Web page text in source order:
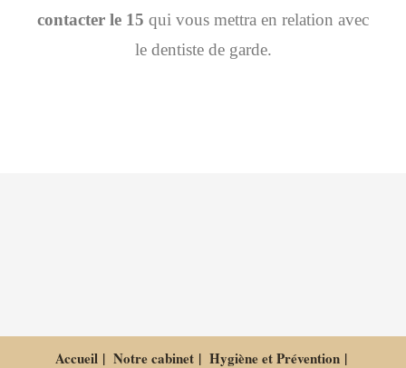
contacter le 15 qui vous mettra en relation avec
le dentiste de garde.
Accueil Notre cabinet Hygiène et Prévention